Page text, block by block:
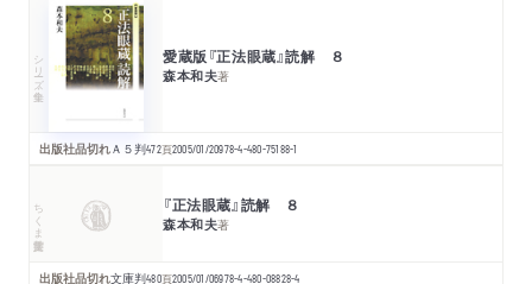
シリーズ・全集 愛蔵版『正法眼蔵』読解 ８
森本和夫著
出版社品切れＡ５判472頁2005/01/20978-4-480-75188-1
ちくま学芸文庫 『正法眼蔵』読解 ８
森本和夫著
出版社品切れ文庫判480頁2005/01/06978-4-480-08828-4